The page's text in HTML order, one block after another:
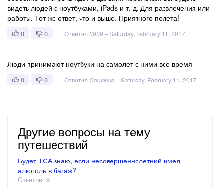
видеть людей с ноутбуками, iPads и т. д. Для развлечения или
работы. Тот же ответ, что и выше. Приятного полета!
0 0 Ответил 0909–Saturday, February 11, 2017
Люди принимают ноутбуки на самолет с ними все время.
0 0 Ответил Chuckles–Saturday, February 11, 2017
Другие вопросы на тему
путешествий
Будет ТСА знаю, если несовершеннолетний имел
алкоголь в багаж?
Ответов: 9